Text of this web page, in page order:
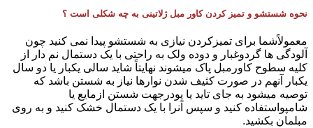
نحوه شستشو و تمیز کردن کاور مبل ژلاتینی به چه شکلی است ؟
معمولاًشما برای تمیزکردن نیازی به شستشو پیدا نمی کنید چون
آلودگی ها گردوغبار و دوده ولک به راحتی با یک دستمال نم دار از
کلیه سطوح کاورمبل پاک میشوند نهایتاً شاید سالی یکبار یا دو سال
یکبار آنهم در صورت کثیف شدن نوارها نیاز به شستن باشد که
توصیه میشود به جای تاید یا پودرجهت شستن ازمایع یا
شامپواستفاده کنید و سپس آنرا با یک دستمال خشک کنید و به روی
مبلمان بکشید.